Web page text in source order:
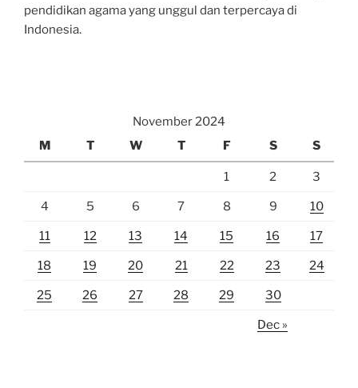
pendidikan agama yang unggul dan terpercaya di
Indonesia.
November 2024
M
T W T F S S
1 2 3
4 5 6 7 8 9 10
11 12 13 14 15 16 17
18 19 20 21 22 23 24
25 26 27 28 29 30
Dec »